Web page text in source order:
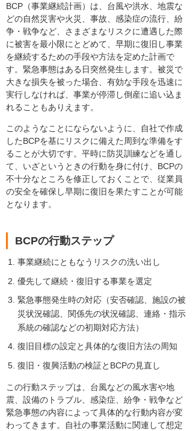
BCP（事業継続計画）は、台風や洪水、地震な
どの自然災害や火災、事故、感染症の流行、紛
争・戦争など、さまざまなリスクに遭遇した際
に被害を最小限にとどめて、早期に復旧し事業
を継続するための手段や方法を定めた計画で
す。緊急事態はある日突然発生します。被災で
大きな損失を被った場合、有効な手段を迅速に
実行しなければ、事業が停滞し倒産に追い込ま
れることもありえます。
このようなことにならないように、自社で作成
したBCPを基にリスクに備えた周到な準備をす
ることが大切です。平時に防災訓練などを通し
て、いざというときの行動を身に付け、BCPの
不十分なところを修正しておくことで、従業員
の安全を確保し早期に復旧を果たすことが可能
となります。
BCPの行動ステップ
事業継続にともなうリスクの洗い出し
優先して継続・復旧する事業を選定
緊急事態発生時の対応（安否確認、施設の被
災状況確認、関係先の状況確認、連絡・指示
系統の確認などの初期対応方法）
復旧目標の設定と具体的な復旧方法の周知
復旧・復興活動の検証とBCPの見直し
この行動ステップは、台風などの風水害や地
震、設備のトラブル、感染症、紛争・戦争など
緊急事態の内容によって具体的な行動内容が変
わってきます。自社の事業活動に関連して想定